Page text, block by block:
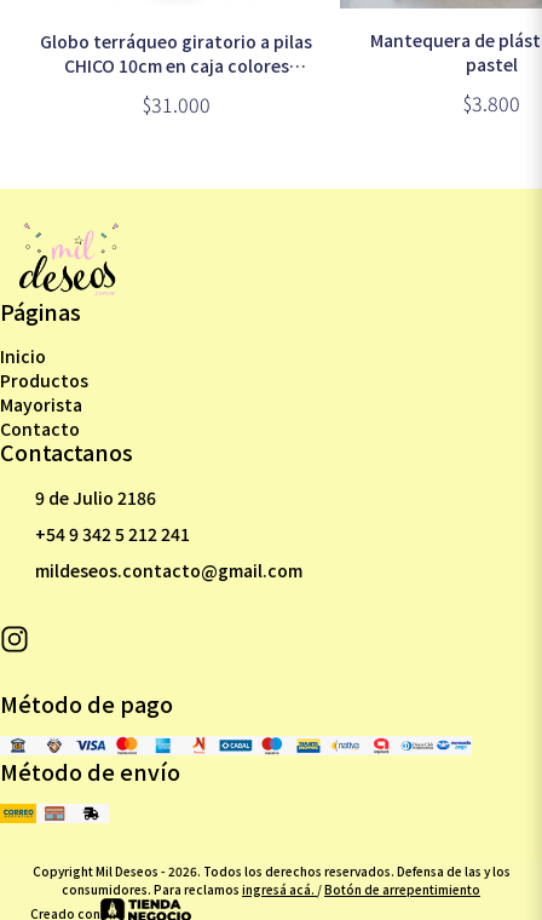
Globo terráqueo giratorio a pilas
CHICO 10cm en caja colores
$31.000
Mantequera de
pastel
$3.800
Páginas
Inicio
Productos
Mayorista
Contacto
Contactanos
9 de Julio 2186
+54 9 342 5 212 241
mildeseos.contacto@gmail.com
Método de pago
Método de envío
Copyright Mil Deseos - 2026. Todos los derechos reservados. Defensa de las y los
consumidores. Para reclamos ingresá acá. /Botón de arrepentimiento
Creado con